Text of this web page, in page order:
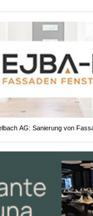
AG: Sanierung von